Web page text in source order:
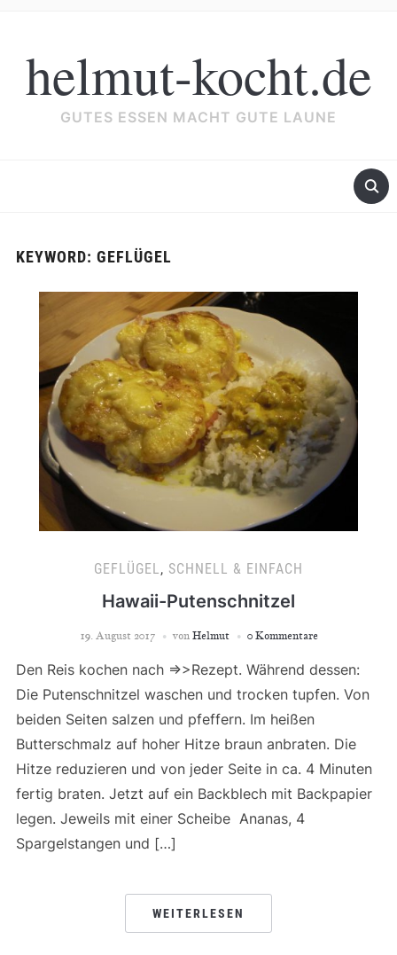
helmut-kocht.de
GUTES ESSEN MACHT GUTE LAUNE
KEYWORD: GEFLÜGEL
GEFLÜGEL, SCHNELL & EINFACH
Hawaii-Putenschnitzel
19. August 2017 von Helmut 0 Kommentare
Den Reis kochen nach =>>Rezept. Während dessen:
Die Putenschnitzel waschen und trocken tupfen. Von
beiden Seiten salzen und pfeffern. Im heißen
Butterschmalz auf hoher Hitze braun anbraten. Die
Hitze reduzieren und von jeder Seite in ca. 4 Minuten
fertig braten. Jetzt auf ein Backblech mit Backpapier
legen. Jeweils mit einer Scheibe Ananas, 4
Spargelstangen und […]
WEITERLESEN